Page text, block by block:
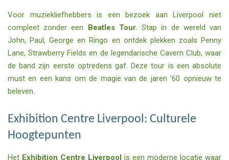
Voor muziekliefhebbers is een bezoek aan Liverpool niet
compleet zonder een Beatles Tour. Stap in de wereld van
John, Paul, George en Ringo en ontdek plekken zoals Penny
Lane, Strawberry Fields en de legendarische Cavern Club, waar
de band zijn eerste optredens gaf. Deze tour is een absolute
must en een kans om de magie van de jaren ’60 opnieuw te
beleven.
Exhibition Centre Liverpool: Culturele
Hoogtepunten
Het Exhibition Centre Liverpool is een moderne locatie waar